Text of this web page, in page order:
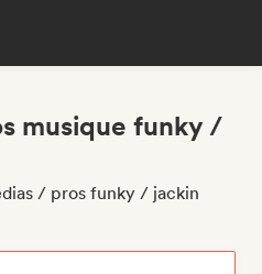
musique funky /
/ pros funky / jackin